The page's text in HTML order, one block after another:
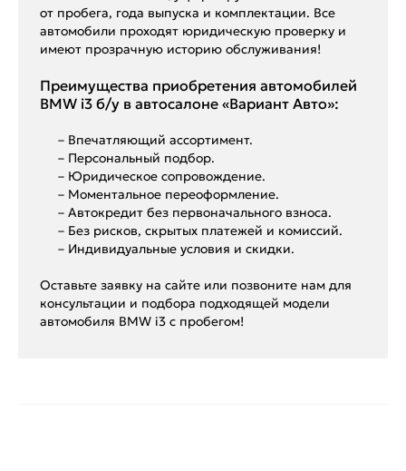
от пробега, года выпуска и комплектации. Все
автомобили проходят юридическую проверку и
имеют прозрачную историю обслуживания!
Преимущества приобретения автомобилей
BMW i3 б/у в автосалоне «Вариант Авто»:
– Впечатляющий ассортимент.
– Персональный подбор.
– Юридическое сопровождение.
– Моментальное переоформление.
– Автокредит без первоначального взноса.
– Без рисков, скрытых платежей и комиссий.
– Индивидуальные условия и скидки.
Оставьте заявку на сайте или позвоните нам для
консультации и подбора подходящей модели
автомобиля BMW i3 с пробегом!